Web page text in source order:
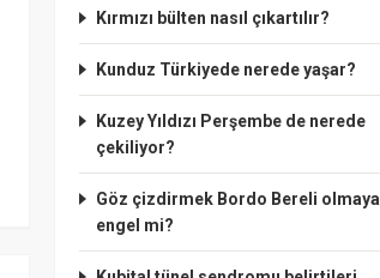
Kırmızı bülten nasıl çıkartılır?
Kunduz Türkiyede nerede yaşar?
Kuzey Yıldızı Perşembe de nerede
çekiliyor?
Göz çizdirmek Bordo Bereli olmaya
engel mi?